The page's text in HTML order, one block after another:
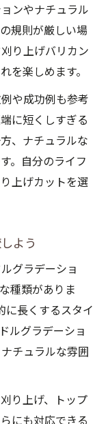
ンやナチュラル
規則が厳しい場
り上げバリカン
を楽しめます。
や成功例も参考
に短くしすぎる
、ナチュラルな
。自分のライフ
上げカットを選
よう
グラデーショ
種類がありま
に長くするスタイ
ルグラデーショ
チュラルな雰囲
り上げ、トップ
にも対応できる